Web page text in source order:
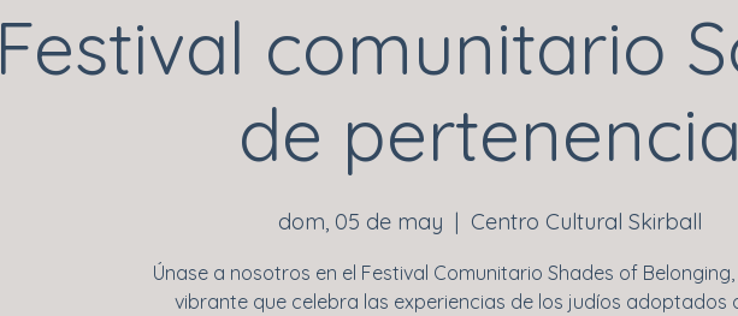
Festival comunitario
de pertenencia
dom, 05 de may
  |
Centro Cultural Skirball
Únase a nosotros en el Festival Comunitario Shades of
vibrante que celebra las experiencias de los judíos adoptados